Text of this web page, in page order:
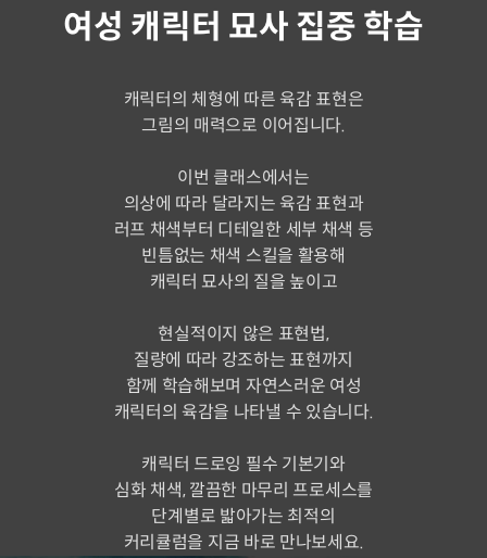
여성 캐릭터 묘사 집중 학습
캐릭터의 체형에 따른 육감 표현은
그림의 매력으로 이어집니다.
이번 클래스에서는
의상에 따라 달라지는 육감 표현과
러프 채색부터 디테일한 세부 채색 등
빈틈없는 채색 스킬을 활용해
캐릭터 묘사의 질을 높이고
현실적이지 않은 표현법,
질량에 따라 강조하는 표현까지
함께 학습해보며 자연스러운 여성
캐릭터의 육감을 나타낼 수 있습니다.
캐릭터 드로잉 필수 기본기와
심화 채색, 깔끔한 마무리 프로세스를
단계별로 밟아가는 최적의
커리큘럼을 지금 바로 만나보세요.